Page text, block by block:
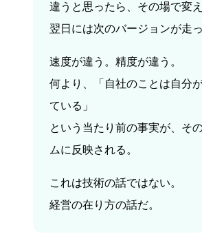
違うと思ったら、その場で変え
翌日には次のバージョンが走っ
速度が違う。精度が違う。
何より、「自社のことは自分
ている」
という当たり前の事実が、そ
ムに反映される。
これは技術の話ではない。
経営の在り方の話だ。